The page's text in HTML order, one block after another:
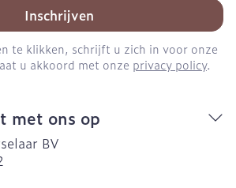
Inschrijven
te klikken, schrijft u zich in voor onze
u akkoord met onze privacy policy.
met ons op
BV